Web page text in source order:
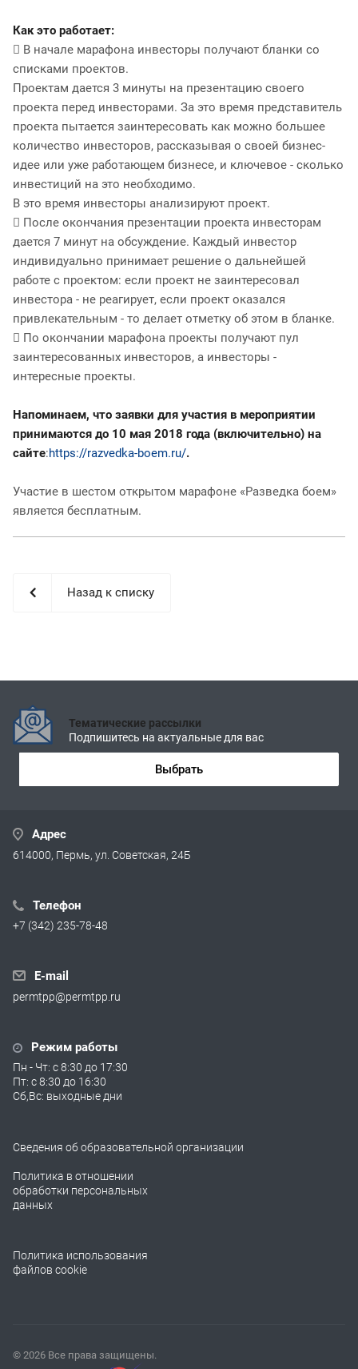
Как это работает:
 В начале марафона инвесторы получают бланки со
списками проектов.
Проектам дается 3 минуты на презентацию своего
проекта перед инвесторами. За это время представитель
проекта пытается заинтересовать как можно большее
количество инвесторов, рассказывая о своей бизнес-
идее или уже работающем бизнесе, и ключевое - сколько
инвестиций на это необходимо.
В это время инвесторы анализируют проект.
 После окончания презентации проекта инвесторам
дается 7 минут на обсуждение. Каждый инвестор
индивидуально принимает решение о дальнейшей
работе с проектом: если проект не заинтересовал
инвестора - не реагирует, если проект оказался
привлекательным - то делает отметку об этом в бланке.
 По окончании марафона проекты получают пул
заинтересованных инвесторов, а инвесторы -
интересные проекты.
Напоминаем, что заявки для участия в мероприятии
принимаются до 10 мая 2018 года (включительно) на
сайте:https://razvedka-boem.ru/.
Участие в шестом открытом марафоне «Разведка боем»
является бесплатным.
Назад к списку
Тематические рассылки
Подпишитесь на актуальные для вас
Выбрать
Адрес
614000, Пермь, ул. Советская, 24Б
Телефон
+7 (342) 235-78-48
E-mail
permtpp@permtpp.ru
Режим работы
Пн - Чт: с 8:30 до 17:30
Пт: с 8:30 до 16:30
Сб,Вс: выходные дни
Сведения об образовательной организации
Политика в отношении
обработки персональных
данных
Политика использования
файлов cookie
© 2026 Все права защищены.